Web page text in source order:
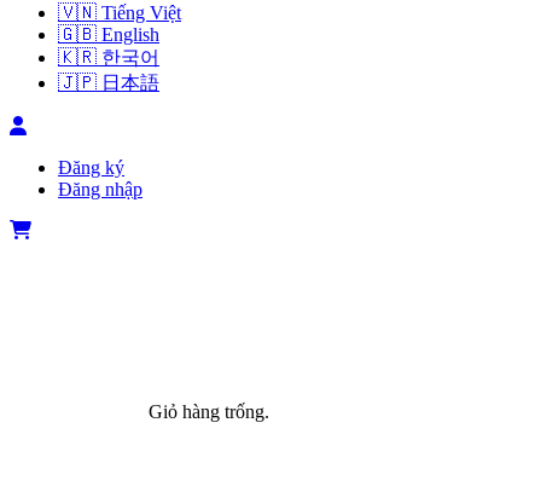
🇻🇳 Tiếng Việt
🇬🇧 English
🇰🇷 한국어
🇯🇵 日本語
Đăng ký
Đăng nhập
Giỏ hàng trống.